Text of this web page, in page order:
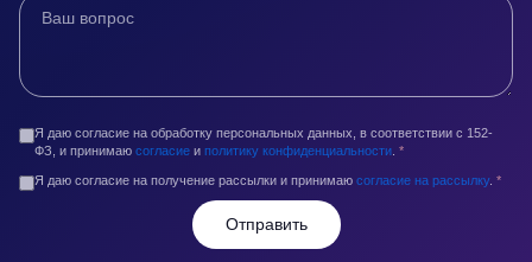
Я даю согласие на обработку персональных данных, в соответствии с 152-
ФЗ, и принимаю согласие и политику конфиденциальности *
Я даю согласие на получение рассылки и принимаю согласие на рассылку. *
Отправить